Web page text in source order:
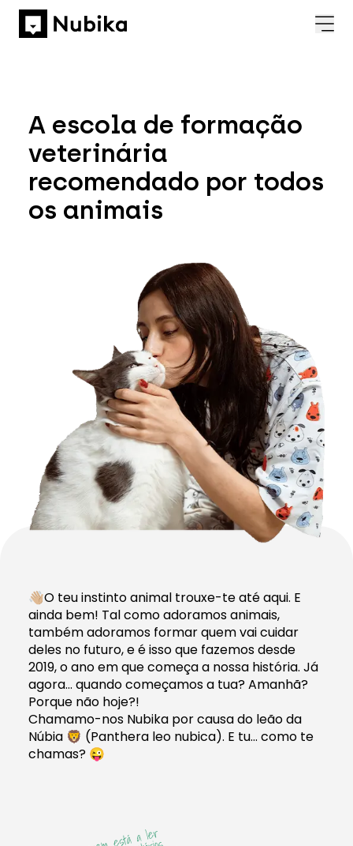
A escola de formação
veterinária
recomendado por todos
os animais
👋🏼O teu instinto animal trouxe-te até aqui. E
ainda bem! Tal como adoramos animais,
também adoramos formar quem vai cuidar
deles no futuro, e é isso que fazemos desde
2019, o ano em que começa a nossa história. Já
agora… quando começamos a tua? Amanhã?
Porque não hoje?!
Chamamo-nos Nubika por causa do leão da
Núbia 🦁 (Panthera leo nubica). E tu… como te
chamas? 😜